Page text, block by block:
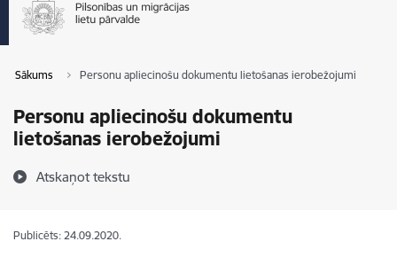
Sākums Personu apliecinošu dokumentu lietošanas ierobežojumi
Personu apliecinošu dokumentu
lietošanas ierobežojumi
Atskaņot tekstu
Publicēts: 24.09.2020.